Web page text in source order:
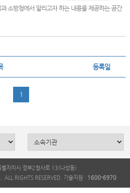
소방청에서 알리고자 하는 내용을 제공하는 공간
등록일
1
자치시 정부2청사로 13(나성동)
ALL RIGHTS RESERVED. 기술지원 : 1600-6970